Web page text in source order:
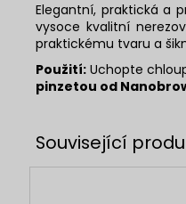
Elegantní, praktická a
vysoce kvalitní
praktickému tvaru a
Použití: Uchopte
pinzetou od